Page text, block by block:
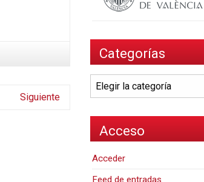
Siguiente
Categorías
Categorías
Acceso
Acceder
Feed de entradas